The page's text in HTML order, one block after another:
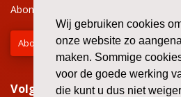
Wij gebruiken cookies
onze website zo
maken. Sommige
voor de goede werking
die kunt u dus niet
Abonneer je op onze nieuwsbrief en
Abonneren
Volg onze andere kanalen!